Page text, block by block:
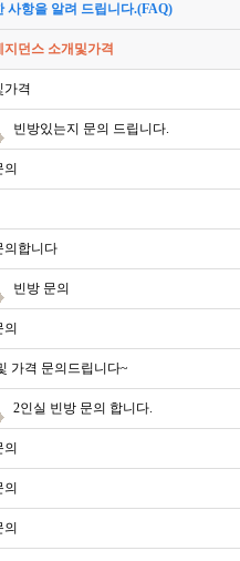
사항을 알려 드립니다.(FAQ)
지던스 소개및가격
가격
빈방있는지 문의 드립니다.
의합니다
빈방 문의
가격 문의드립니다~
2인실 빈방 문의 합니다.